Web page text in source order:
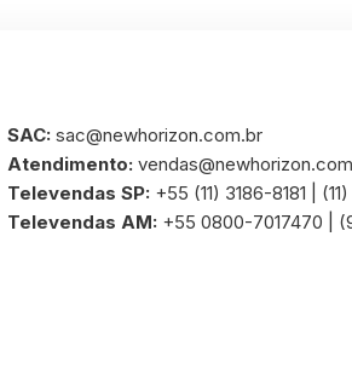
SAC: sac@newhorizon.com.br
Atendimento:
Televendas SP: +55 (11) 3186-8181 |
Televendas AM: +55 0800-7017470 |